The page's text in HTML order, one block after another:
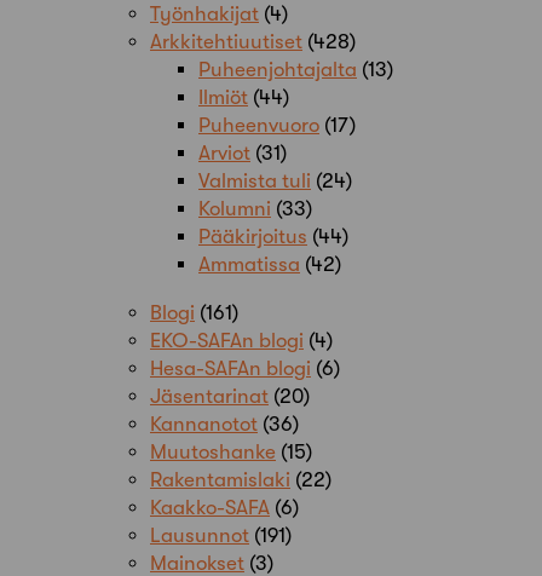
Työnhakijat (4)
Arkkitehtiuutiset (428)
Puheenjohtajalta (13)
Ilmiöt (44)
Puheenvuoro (17)
Arviot (31)
Valmista tuli (24)
Kolumni (33)
Pääkirjoitus (44)
Ammatissa (42)
Blogi (161)
EKO-SAFAn blogi (4)
Hesa-SAFAn blogi (6)
Jäsentarinat (20)
Kannanotot (36)
Muutoshanke (15)
Rakentamislaki (22)
Kaakko-SAFA (6)
Lausunnot (191)
Mainokset (3)